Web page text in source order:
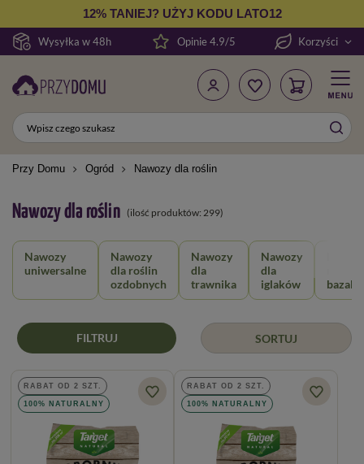
Wysyłka w 48h
12% TANIEJ? UŻYJ KODU LATO12
Opinie 4.9/5 Korzyści
Przy Domu Ogród Nawozy dla roślin
Nawozy dla roślin (ilość produktów: 299)
Nawozy
uniwersalne
Nawozy
dla roślin
ozdobnych
Nawozy
dla
trawnika
Nawozy
dla
iglaków
SORTUJ
FILTRUJ
RABAT OD 2 SZT.
100% NATURALNY
RABAT OD 2 SZT.
100% NATURALNY